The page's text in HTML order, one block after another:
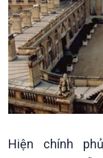
Pháp luật và đời
Kinh tế
Hiện chính